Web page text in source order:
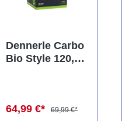
Dennerle Carbo
Bio Style 120,
64,99 €*
69,99 €*